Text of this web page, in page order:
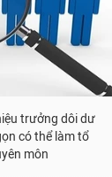
trưởng dôi dư
có thể làm tổ
môn